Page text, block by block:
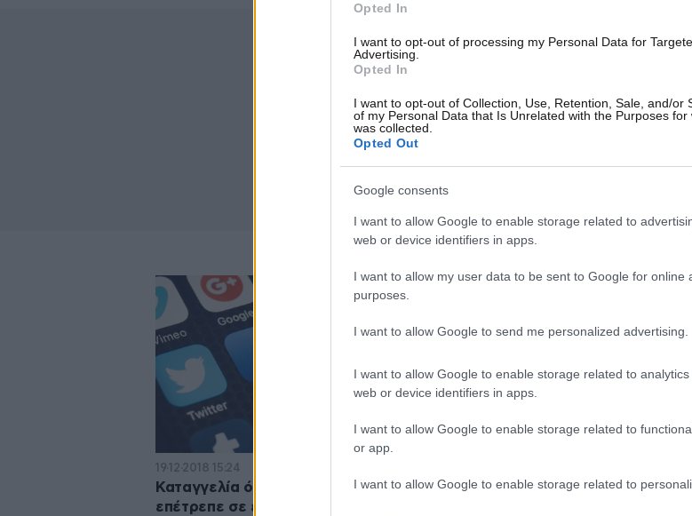
Opted In
I want to opt-out of processing my Personal Data for
Advertising.
Opted In
I want to opt-out of Collection, Use, Retention, Sale, and/or
of my Personal Data that Is Unrelated with the Purposes for
was collected.
Opted Out
Google consents
I want to allow Google to enable storage related to
web or device identifiers in apps.
I want to allow my user data to be sent to Google for online
purposes.
I want to allow Google to send me personalized advertising.
I want to allow Google to enable storage related to
web or device identifiers in apps.
I want to allow Google to enable storage related to
or app.
I want to allow Google to enable storage related to
19·12·2018 15:24
Καταγγελία ότι το Facebook
επέτρεπε σε εταιρίες να διαβάζουν
Facebook, YouTube, Spotify και